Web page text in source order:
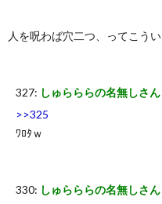
人を呪わば穴二つ、ってこう
327: しゅらららの名無しさん
>>325
ﾜﾛﾀｗ
330: しゅらららの名無しさん